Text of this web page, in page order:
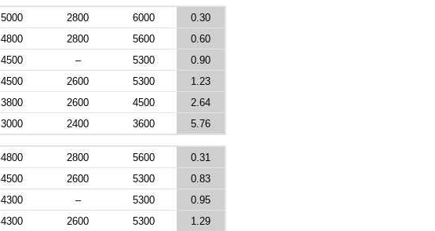
5000 2800 6000
0.30
4800 2800 5600
0.60
4500 – 5300
0.90
4500 2600 5300
1.23
3800 2600 4500
2.64
3000 2400 3600 5.76
4800 2800 5600
0.31
4500 2600 5300
0.83
4300 – 5300
0.95
4300 2600 5300
1.29